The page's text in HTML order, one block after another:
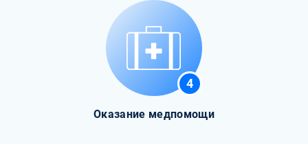
4
Оказание медпомощи